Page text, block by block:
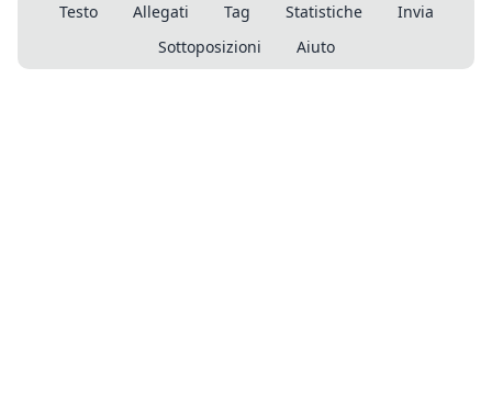
Testo Allegati Tag Statistiche
Invia
Sottoposizioni
Aiuto